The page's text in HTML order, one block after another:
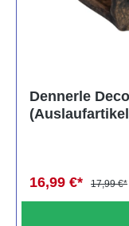
Dennerle
16,99 €* 17,99 €*